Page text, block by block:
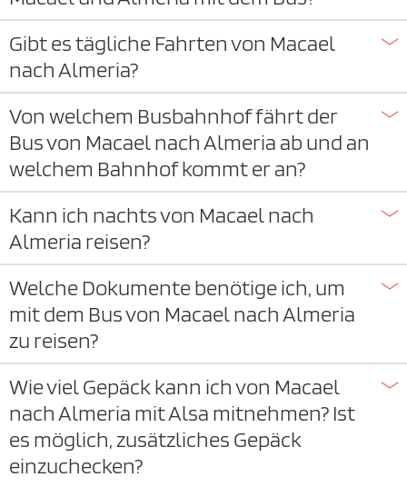
Gibt es tägliche Fahrten von Macael
nach Almeria?
Von welchem Busbahnhof fährt der
Bus von Macael nach Almeria ab und an
welchem Bahnhof kommt er an?
Kann ich nachts von Macael nach
Almeria reisen?
Welche Dokumente benötige ich, um
mit dem Bus von Macael nach Almeria
zu reisen?
Wie viel Gepäck kann ich von Macael
nach Almeria mit Alsa mitnehmen? Ist
es möglich, zusätzliches Gepäck
einzuchecken?